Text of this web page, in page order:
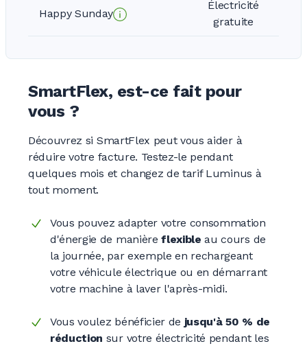
Happy Sunday
Électricité
gratuite
SmartFlex, est-ce fait pour
vous ?
Découvrez si SmartFlex peut vous aider à
réduire votre facture. Testez-le pendant
quelques mois et changez de tarif Luminus à
tout moment.
Vous pouvez adapter votre consommation
d'énergie de manièreflexible au cours de
la journée, par exemple en rechargeant
votre véhicule électrique ou en démarrant
votre machine à laver l'après-midi.
Vous voulez bénéficier de jusqu'à 50 % de
réduction sur votre électricité pendant les